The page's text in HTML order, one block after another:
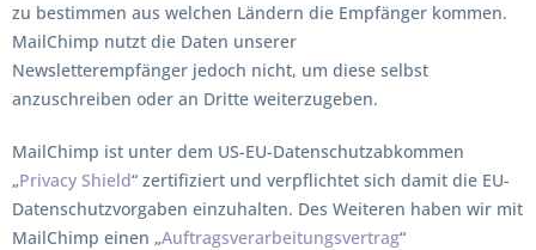
zu bestimmen aus welchen Ländern die Empfänger kommen.
MailChimp nutzt die Daten unserer
Newsletterempfänger jedoch nicht, um diese selbst
anzuschreiben oder an Dritte weiterzugeben.
MailChimp ist unter dem US-EU-Datenschutzabkommen
„Privacy Shield“ zertifiziert und verpflichtet sich damit die EU-
Datenschutzvorgaben einzuhalten. Des Weiteren haben wir mit
MailChimp einen „Auftragsverarbeitungsvertrag“